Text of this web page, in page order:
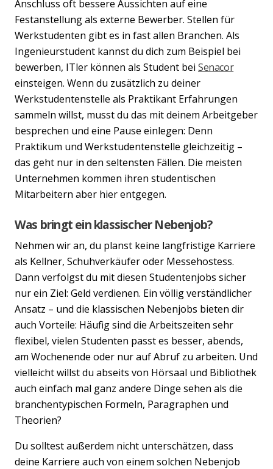
Anschluss oft bessere Aussichten auf eine
Festanstellung als externe Bewerber. Stellen für
Werkstudenten gibt es in fast allen Branchen. Als
Ingenieurstudent kannst du dich zum Beispiel bei
bewerben, ITler können als Student bei Senacor
einsteigen. Wenn du zusätzlich zu deiner
Werkstudentenstelle als Praktikant Erfahrungen
sammeln willst, musst du das mit deinem Arbeitgeber
besprechen und eine Pause einlegen: Denn
Praktikum und Werkstudentenstelle gleichzeitig –
das geht nur in den seltensten Fällen. Die meisten
Unternehmen kommen ihren studentischen
Mitarbeitern aber hier entgegen.
Was bringt ein klassischer Nebenjob?
Nehmen wir an, du planst keine langfristige Karriere
als Kellner, Schuhverkäufer oder Messehostess.
Dann verfolgst du mit diesen Studentenjobs sicher
nur ein Ziel: Geld verdienen. Ein völlig verständlicher
Ansatz – und die klassischen Nebenjobs bieten dir
auch Vorteile: Häufig sind die Arbeitszeiten sehr
flexibel, vielen Studenten passt es besser, abends,
am Wochenende oder nur auf Abruf zu arbeiten. Und
vielleicht willst du abseits von Hörsaal und Bibliothek
auch einfach mal ganz andere Dinge sehen als die
branchentypischen Formeln, Paragraphen und
Theorien?
Du solltest außerdem nicht unterschätzen, dass
deine Karriere auch von einem solchen Nebenjob